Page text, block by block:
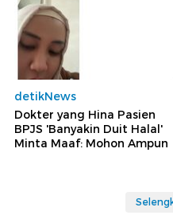
detikNews
Dokter yang Hina Pasien
BPJS 'Banyakin Duit Halal'
Minta Maaf: Mohon Ampun